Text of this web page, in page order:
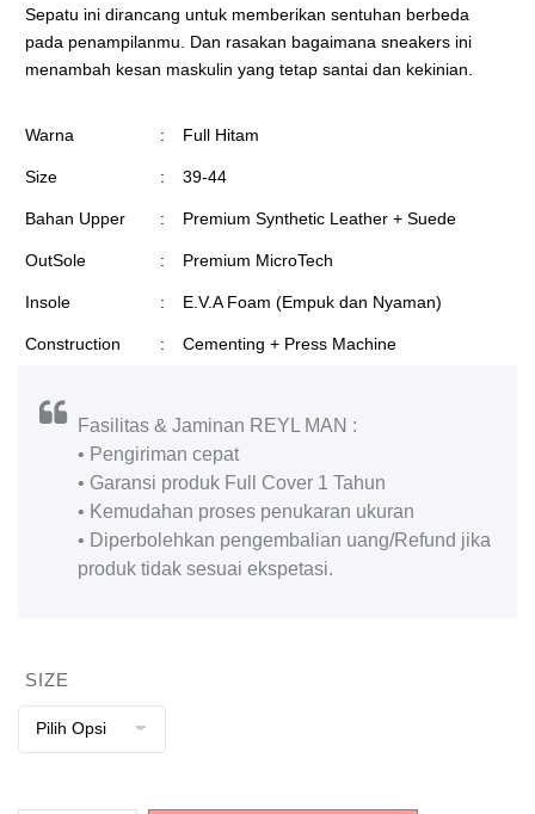
Sepatu ini dirancang untuk memberikan sentuhan berbeda
pada penampilanmu. Dan rasakan bagaimana sneakers ini
menambah kesan maskulin yang tetap santai dan kekinian.
Warna : Full Hitam
Size : 39-44
Bahan Upper : Premium Synthetic Leather + Suede
OutSole : Premium MicroTech
Insole : E.V.A Foam (Empuk dan Nyaman)
Construction : Cementing + Press Machine
Fasilitas & Jaminan REYL MAN :
• Pengiriman cepat
• Garansi produk Full Cover 1 Tahun
• Kemudahan proses penukaran ukuran
• Diperbolehkan pengembalian uang/Refund jika
produk tidak sesuai ekspetasi.
SIZE